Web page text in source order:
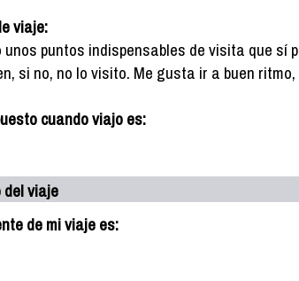
viaje:
unos puntos indispensables de visita que sí
si no, no lo visito. Me gusta ir a buen
cuando viajo es:
viaje
de mi viaje es: